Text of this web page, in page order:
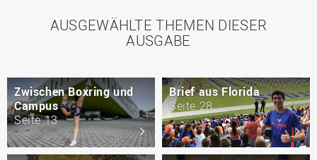
AUSGEWÄHLTE THEMEN DIESER
AUSGABE
Zwischen Boxring und
Campus
Seite 13
Brief aus Florida
Seite 28